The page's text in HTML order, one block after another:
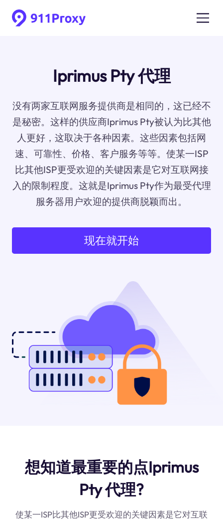
Iprimus Pty 代理
没有两家互联网服务提供商是相同的，这已经不
是秘密。这样的供应商Iprimus Pty被认为比其他
人更好，这取决于各种因素。这些因素包括网
速、可靠性、价格、客户服务等等。使某一ISP
比其他ISP更受欢迎的关键因素是它对互联网接
入的限制程度。这就是Iprimus Pty作为最受代理
服务器用户欢迎的提供商脱颖而出。
现在就开始
想知道最重要的点Iprimus
Pty 代理?
使某一ISP比其他ISP更受欢迎的关键因素是它对互联